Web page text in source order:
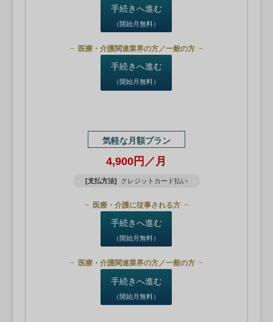
手続きへ進む
（開始月無料）
医療・介護関連業界の方／一般の方
手続きへ進む
（開始月無料）
気軽な月額プラン
4,900円／月
[支払方法] クレジットカード払い
医療・介護に従事される方
手続きへ進む
（開始月無料）
医療・介護関連業界の方／一般の方
手続きへ進む
（開始月無料）